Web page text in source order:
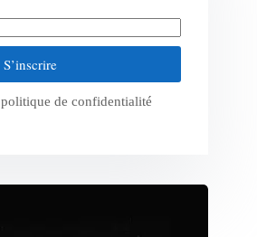
S’inscrire
politique de confidentialité